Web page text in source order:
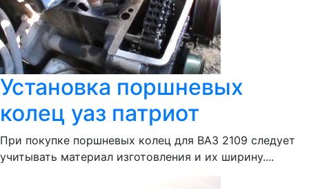
Установка поршневых
колец уаз патриот
При покупке поршневых колец для ВАЗ 2109 следует
учитывать материал изготовления и их ширину....